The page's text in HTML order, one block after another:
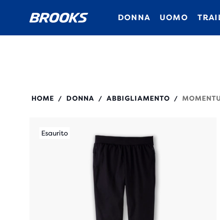
DONNA UOMO
HOME / DONNA / ABBIGLIAMENTO /
Esaurito